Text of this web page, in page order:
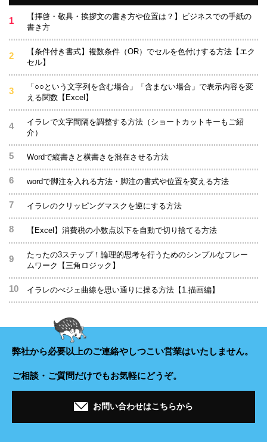
【拝啓・敬具・挨拶文の書き方や位置は？】ビジネスでの手紙の
書き方
【条件付き書式】複数条件（OR）でセルを色付けする方法【エク
セル】
「○○という文字列を含む場合」「含まない場合」で表示内容を変
える関数【Excel】
イラレで文字間隔を調整する方法（ショートカットキーもご紹
介）
Wordで縦書きと横書きを混在させる方法
wordで脚注を入れる方法・脚注の書式や位置を変える方法
イラレのクリッピングマスクを逆にする方法
【Excel】消費税の小数点以下を自動で切り捨てる方法
たったの3ステップ！論理的思考を行うためのシンプルなフレー
ムワーク【三角ロジック】
イラレのべジェ曲線を思い通りに操る方法【1.描画編】
弊社から必要以上のご連絡やしつこい営業はいたしません。
ご相談・ご質問だけでもお気軽にどうぞ。
お問い合わせはこちらから